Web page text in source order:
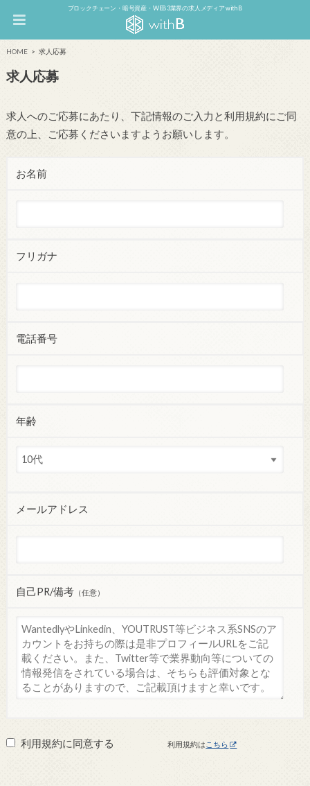
ブロックチェーン・暗号資産・WEB3業界の求人メディア withB
HOME 求人応募
求人応募
求人へのご応募にあたり、下記情報のご入力と利用規約にご同
意の上、ご応募くださいますようお願いします。
お名前
フリガナ
電話番号
年齢
メールアドレス
自己PR/備考（任意）
利用規約に同意する 利用規約は こちら